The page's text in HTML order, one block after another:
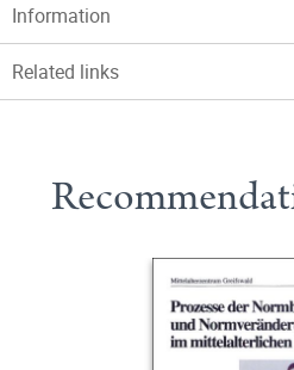
Information
Related links